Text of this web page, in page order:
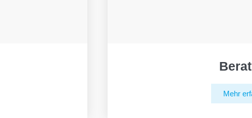
Mehr